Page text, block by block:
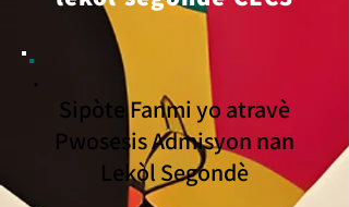
.
Sipòte Fanmi yo atravè
PwosesisAdmisyon nan
Lekòl Segondè